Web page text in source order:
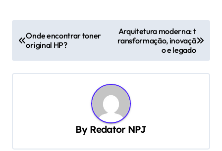
a
v
e
Onde encontrar toner
original HP?
Arquitetura moderna: t
ransformação, inovaçã
o e legado
By Redator NPJ